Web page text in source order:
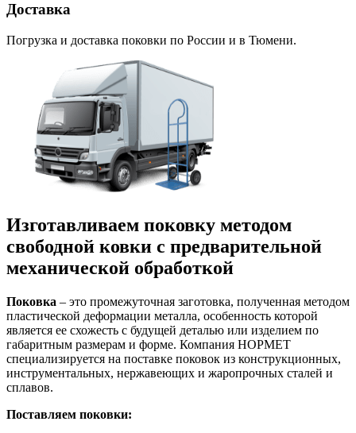
Доставка
Погрузка и доставка поковки по России и в Тюмени.
Изготавливаем поковку методом
свободной ковки с предварительной
механической обработкой
Поковка – это промежуточная заготовка, полученная методом
пластической деформации металла, особенность которой
является ее схожесть с будущей деталью или изделием по
габаритным размерам и форме. Компания НОРМЕТ
специализируется на поставке поковок из конструкционных,
инструментальных, нержавеющих и жаропрочных сталей и
сплавов.
Поставляем поковки: